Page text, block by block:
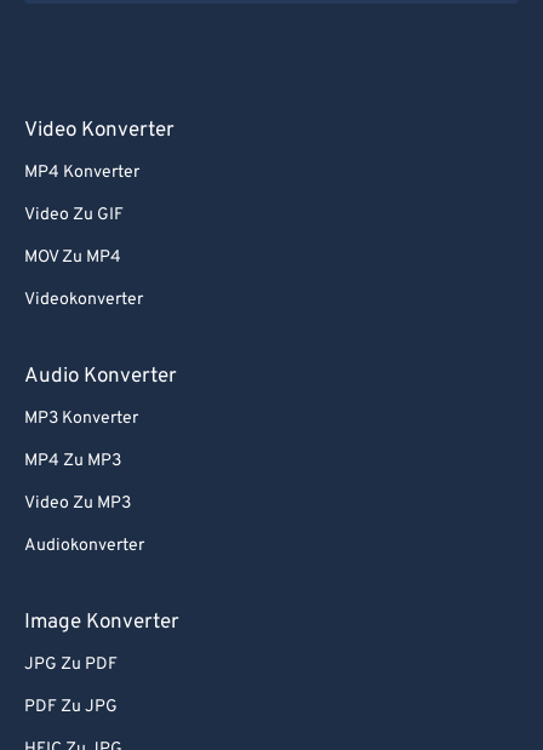
Video Konverter
MP4 Konverter
Video Zu GIF
MOV Zu MP4
Videokonverter
Audio Konverter
MP3 Konverter
MP4 Zu MP3
Video Zu MP3
Audiokonverter
Image Konverter
JPG Zu PDF
PDF Zu JPG